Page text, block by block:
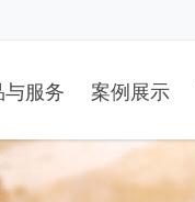
与服务 案例展示